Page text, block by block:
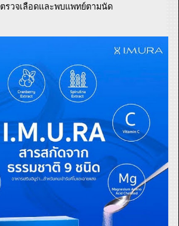
ตรวจเลือดและพบแพทย์ตามนัด